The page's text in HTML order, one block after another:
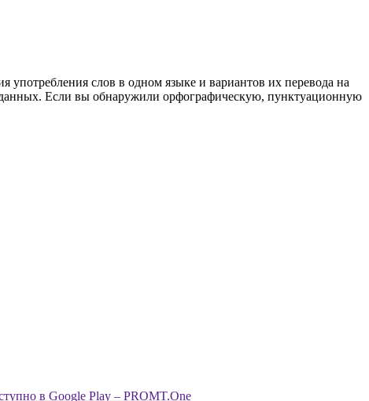
употребления слов в одном языке и вариантов их перевода на
Если вы обнаружили орфографическую, пунктуационную